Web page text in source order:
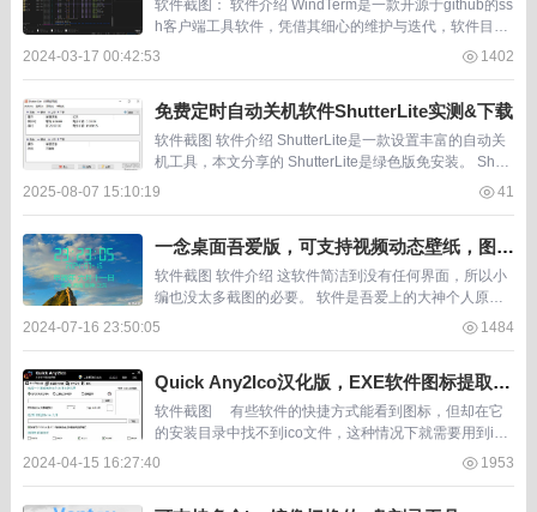
软件截图： 软件介绍 WindTerm是一款开源于github的ss
h客户端工具软件，凭借其细心的维护与迭代，软件目前
已经获得19.8k的star。 WindTerm具备常规ssh客户端软
2024-03-17 00:42:53 1402
免费定时自动关机软件ShutterLite实测&下载
软件截图 软件介绍 ShutterLite是一款设置丰富的自动关
机工具，本文分享的 ShutterLite是绿色版免安装。 Shutt
erLite支持使用多种不同条件去触发电脑的自动关机，比
2025-08-07 15:10:19 41
一念桌面吾爱版，可支持视频动态壁纸，图片
壁纸自动切换
软件截图 软件介绍 这软件简洁到没有任何界面，所以小
编也没太多截图的必要。 软件是吾爱上的大神个人原
创，作者也没什么太多介绍，就是一个桌面软件，能够让
2024-07-16 23:50:05 1484
Quick Any2Ico汉化版，EXE软件图标提取小
工具，支持转png格式
软件截图 有些软件的快捷方式能看到图标，但却在它
的安装目录中找不到ico文件，这种情况下就需要用到ico
图标提取小工具。这样的需求可能很少，但这一刻咱...
2024-04-15 16:27:40 1953